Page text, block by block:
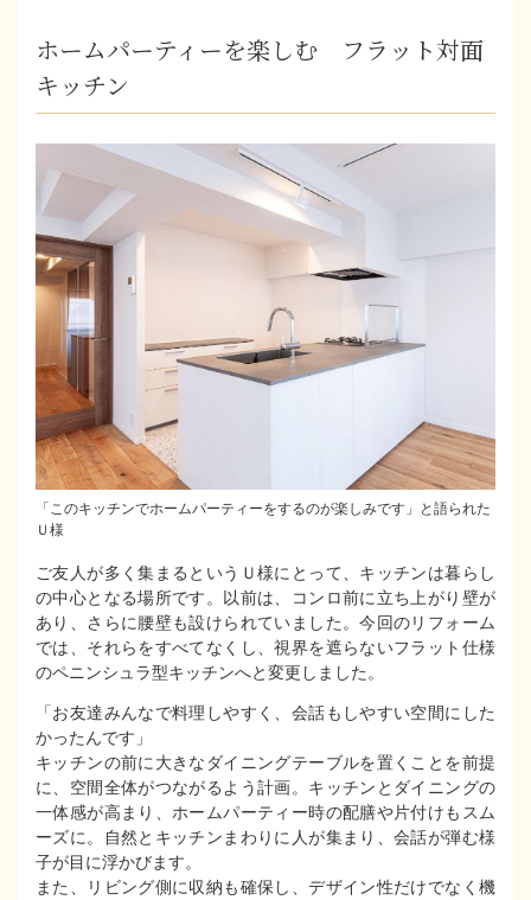
ホームパーティーを楽しむ フラット対面
キッチン
「このキッチンでホームパーティーをするのが楽しみです」と語られた
Ｕ様
ご友人が多く集まるというＵ様にとって、キッチンは暮らし
の中心となる場所です。以前は、コンロ前に立ち上がり壁が
あり、さらに腰壁も設けられていました。今回のリフォーム
では、それらをすべてなくし、視界を遮らないフラット仕様
のペニンシュラ型キッチンへと変更しました。
「お友達みんなで料理しやすく、会話もしやすい空間にした
かったんです」
キッチンの前に大きなダイニングテーブルを置くことを前提
に、空間全体がつながるよう計画。キッチンとダイニングの
一体感が高まり、ホームパーティー時の配膳や片付けもスム
ーズに。自然とキッチンまわりに人が集まり、会話が弾む様
子が目に浮かびます。
また、リビング側に収納も確保し、デザイン性だけでなく機